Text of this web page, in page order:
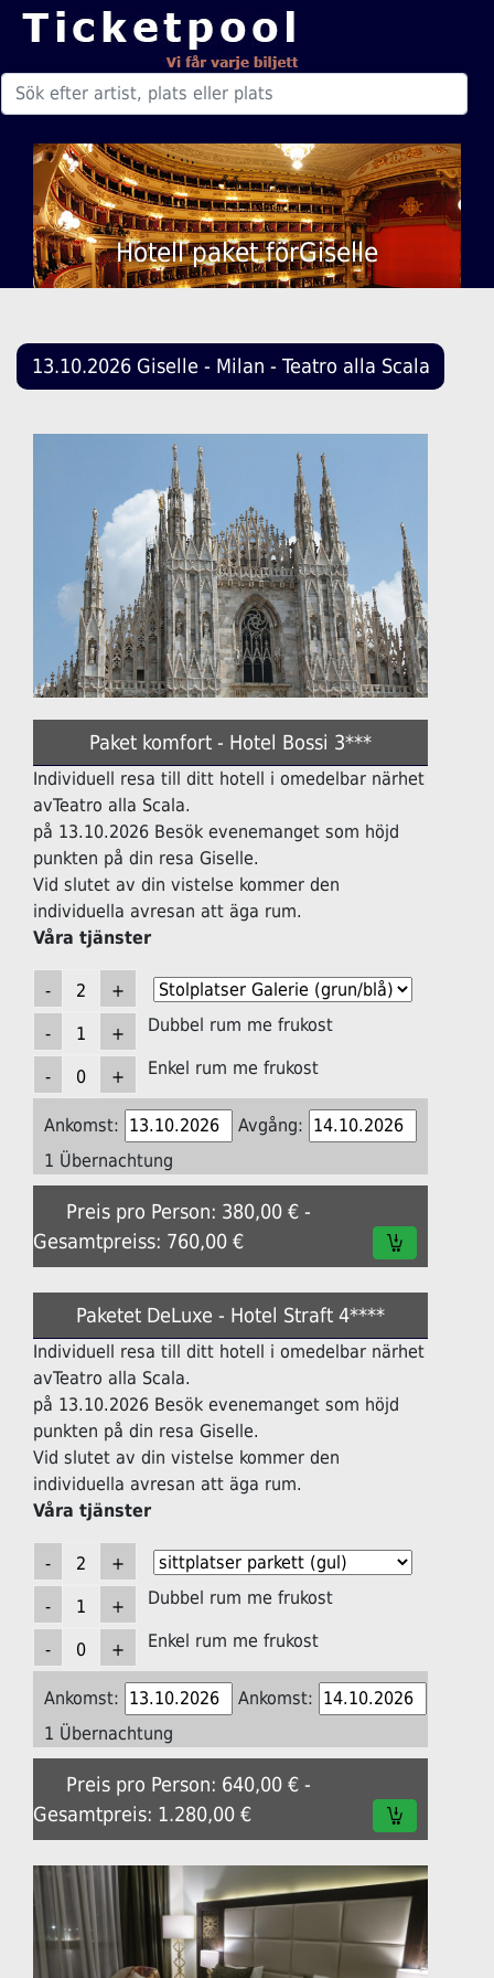
Hotell paket förGiselle
13.10.2026 Giselle - Milan - Teatro alla Scala
Paket komfort - Hotel Bossi 3***
Individuell resa till ditt hotell i omedelbar närhet
avTeatro alla Scala.
på 13.10.2026 Besök evenemanget som höjd
punkten på din resa Giselle.
Vid slutet av din vistelse kommer den
individuella avresan att äga rum.
Våra tjänster
Dubbel rum me frukost
Enkel rum me frukost
Ankomst:
Avgång:
1 Übernachtung
Preis pro Person: 380,00 € -
Gesamtpreiss: 760,00 €
Paketet DeLuxe - Hotel Straft 4****
Individuell resa till ditt hotell i omedelbar närhet
avTeatro alla Scala.
på 13.10.2026 Besök evenemanget som höjd
punkten på din resa Giselle.
Vid slutet av din vistelse kommer den
individuella avresan att äga rum.
Våra tjänster
Dubbel rum me frukost
Enkel rum me frukost
Ankomst:
Ankomst:
1 Übernachtung
Preis pro Person: 640,00 € -
Gesamtpreis: 1.280,00 €